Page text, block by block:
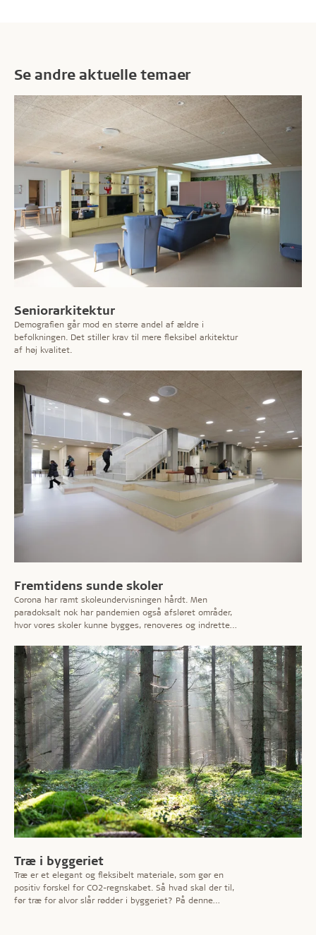
Se andre aktuelle temaer
Seniorarkitektur
Demografien går mod en større andel af ældre i
befolkningen. Det stiller krav til mere fleksibel arkitektur
af høj kvalitet.
Fremtidens sunde skoler
Corona har ramt skoleundervisningen hårdt. Men
paradoksalt nok har pandemien også afsløret områder,
hvor vores skoler kunne bygges, renoveres og indrettes
udfordringerne – og få eksperternes bud på løsninger,
der imødekommer behovene for effektiv læring i et
sundt indeklima.
Træ i byggeriet
Træ er et elegant og fleksibelt materiale, som gør en
positiv forskel for CO2-regnskabet. Så hvad skal der til,
før træ for alvor slår rødder i byggeriet? På denne